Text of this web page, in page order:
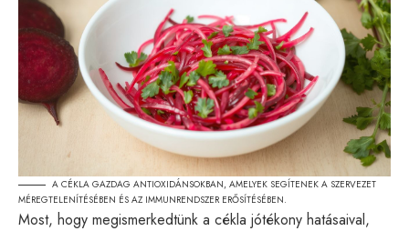
A CÉKLA GAZDAG ANTIOXIDÁNSOKBAN, AMELYEK SEGÍTENEK A SZERVEZET
MÉREGTELENÍTÉSÉBEN ÉS AZ IMMUNRENDSZER ERŐSÍTÉSÉBEN.
Most, hogy megismerkedtünk a cékla jótékony hatásaival,